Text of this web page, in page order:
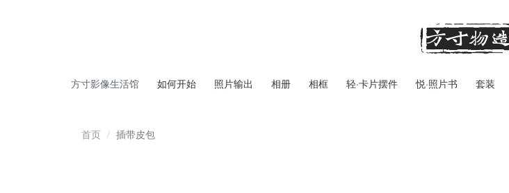
方寸影像生活馆 如何开始 照片输出 相册 相框 轻·卡片摆件 悦·照片书 套装
首页 插带皮包